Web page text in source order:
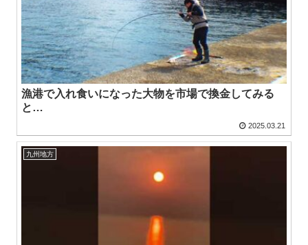
漁港で入れ食いになった大物を市場で換金してみる
と…
2025.03.21
九州地方